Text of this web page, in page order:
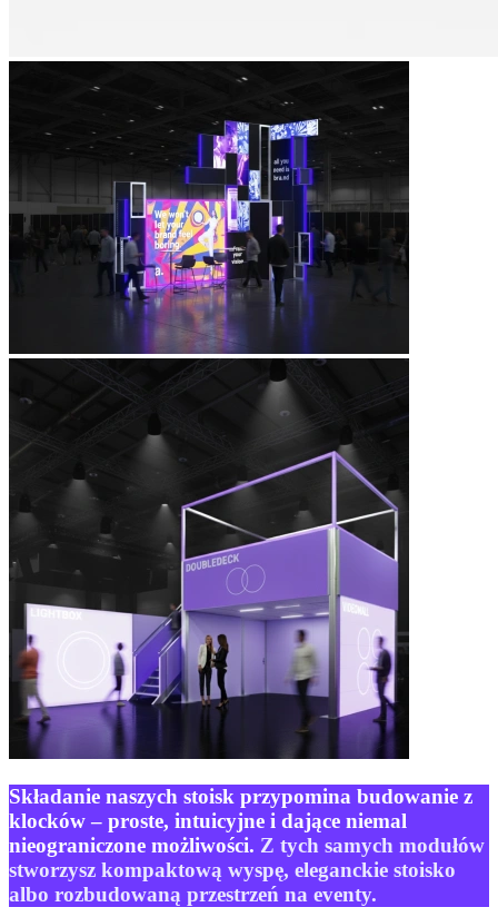
Składanie naszych stoisk przypomina budowanie z
klocków – proste, intuicyjne i dające niemal
nieograniczone możliwości. Z tych samych modułów
stworzysz kompaktową wyspę, eleganckie stoisko
albo rozbudowaną przestrzeń na eventy.